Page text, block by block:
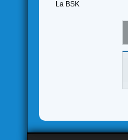
La BSK